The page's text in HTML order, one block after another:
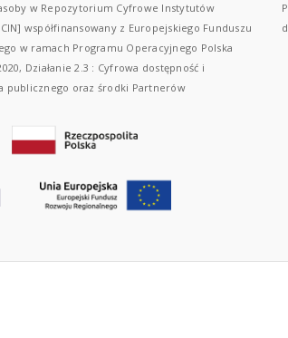
w Repozytorium Cyfrowe Instytutów
współfinansowany z Europejskiego Funduszu
w ramach Programu Operacyjnego Polska
Działanie 2.3 : Cyfrowa dostępność i
publicznego oraz środki Partnerów